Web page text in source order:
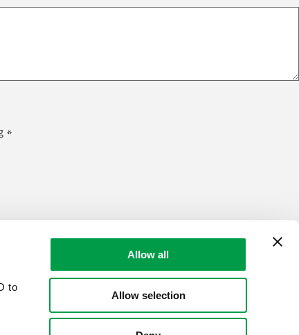
to
Allow all
Allow selection
*